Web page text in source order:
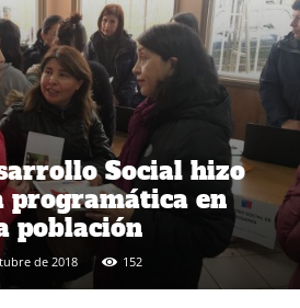
Social hizo
programática en
población
de 2018 152